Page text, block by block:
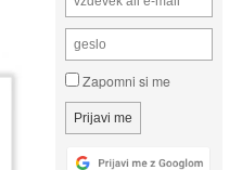
Zapomni si me